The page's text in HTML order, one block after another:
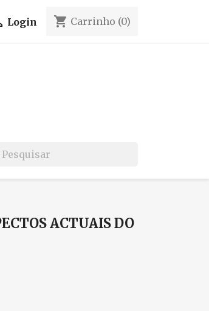
Login shopping_cart Carrinho (0)
ACTUAIS DO